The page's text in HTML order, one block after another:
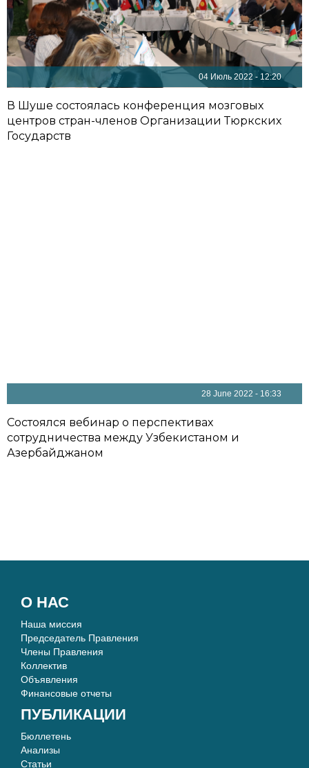
04 Июль 2022 - 12:20
В Шуше состоялась конференция мозговых
центров стран-членов Организации Тюркских
Государств
28 June 2022 - 16:33
Состоялся вебинар о перспективах
сотрудничества между Узбекистаном и
Азербайджаном
О НАС
Наша миссия
Председатель Правления
Члены Правления
Коллектив
Объявления
Финансовые отчеты
ПУБЛИКАЦИИ
Бюллетень
Анализы
Статьи